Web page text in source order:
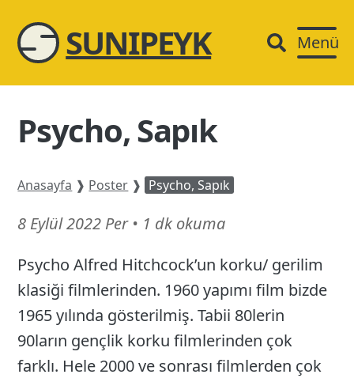
SUNIPEYK Menü
Psycho, Sapık
Anasayfa ❱ Poster ❱ Psycho, Sapık
8 Eylül 2022 Per 14
26
• 1 dk okuma
Psycho Alfred Hitchcock’un korku/ gerilim
klasiği filmlerinden. 1960 yapımı film bizde
1965 yılında gösterilmiş. Tabii 80lerin
90ların gençlik korku filmlerinden çok
farklı. Hele 2000 ve sonrası filmlerden çok